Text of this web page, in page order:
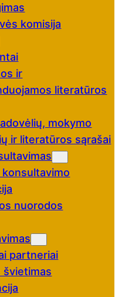
komisija
ir
literatūros
mokymo
ir literatūros sąrašai
konsultavimo
nuorodos
partneriai
švietimas